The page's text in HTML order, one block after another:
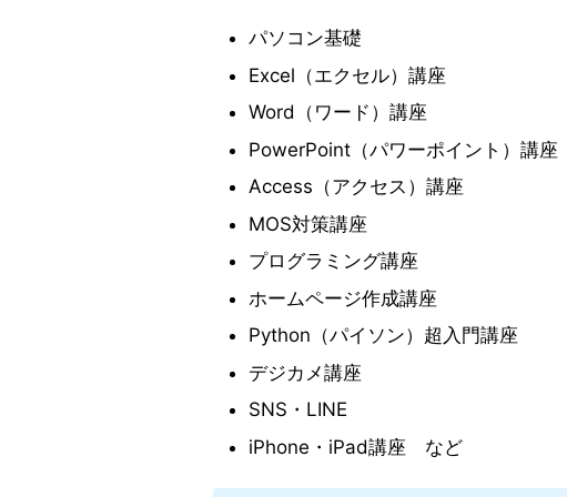
パソコン基礎
Excel（エクセル）講座
Word（ワード）講座
PowerPoint（パワーポイント）講座
Access（アクセス）講座
MOS対策講座
プログラミング講座
ホームページ作成講座
Python（パイソン）超入門講座
デジカメ講座
SNS・LINE
iPhone・iPad講座 など